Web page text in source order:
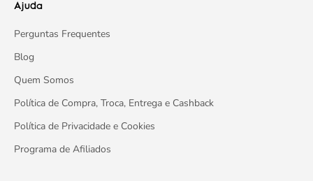
Ajuda
Perguntas Frequentes
Blog
Quem Somos
Política de Compra, Troca, Entrega e Cashback
Política de Privacidade e Cookies
Programa de Afiliados